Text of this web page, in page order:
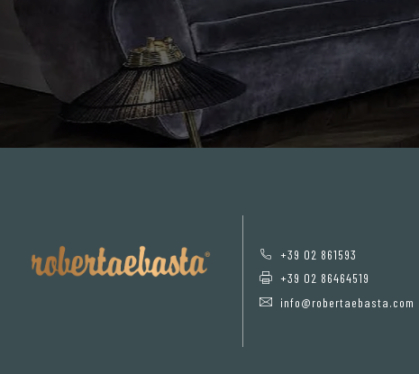
+39 02 861593
+39 02 86464519
info@robertaebasta.com